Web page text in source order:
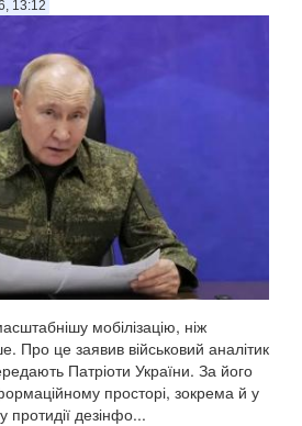
13:12
мобілізацію, ніж
Про це заявив військовий аналітик
Патріоти України. За його
просторі, зокрема й у
дезінфо...